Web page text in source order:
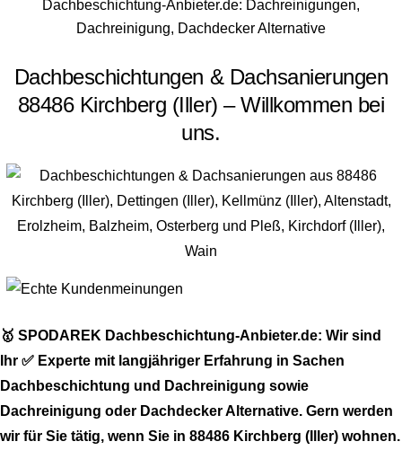
Dachbeschichtungen & Dachsanierungen
88486 Kirchberg (Iller) – Willkommen bei
uns.
🥇 SPODAREK Dachbeschichtung-Anbieter.de: Wir sind
Ihr ✅ Experte mit langjähriger Erfahrung in Sachen
Dachbeschichtung und Dachreinigung sowie
Dachreinigung oder Dachdecker Alternative. Gern werden
wir für Sie tätig, wenn Sie in 88486 Kirchberg (Iller) wohnen.